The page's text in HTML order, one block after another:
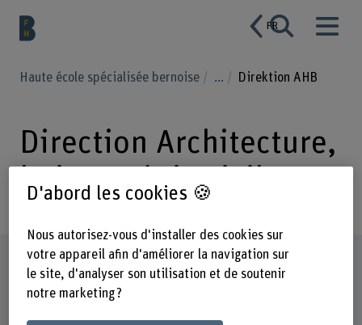
FR
Haute école spécialisée bernoise ... Direktion AHB
Direction Architecture,
bois et génie civil
Profil
D'abord les cookies 🍪
Nous autorisez-vous d'installer des cookies sur
votre appareil afin d'améliorer la navigation sur
le site, d'analyser son utilisation et de soutenir
notre marketing ?